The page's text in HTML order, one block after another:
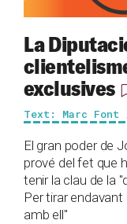
La
exclusives
Text: Marc
El gran poder de
prové del fet que
tenir la clau de la
Per tirar
amb ell"